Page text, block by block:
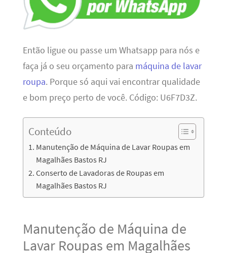
Então ligue ou passe um Whatsapp para nós e
faça já o seu orçamento para máquina de lavar
roupa. Porque só aqui vai encontrar qualidade
e bom preço perto de você. Código: U6F7D3Z.
Conteúdo
Manutenção de Máquina de Lavar Roupas em
Magalhães Bastos RJ
Conserto de Lavadoras de Roupas em
Magalhães Bastos RJ
Manutenção de Máquina de
Lavar Roupas em Magalhães